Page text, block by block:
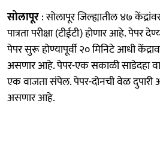
सोलापूर: सोलापूर जिल्ह्यातील ४७
पात्रता परीक्षा (टीईटी) होणार आहे. पेपर
पेपर सुरू होण्यापूर्वी २० मिनिटे आधी
असणार आहे. पेपर-एक सकाळी साडेदहा
एक वाजता संपेल. पेपर-दोनची वेळ दुपारी
असणार आहे.